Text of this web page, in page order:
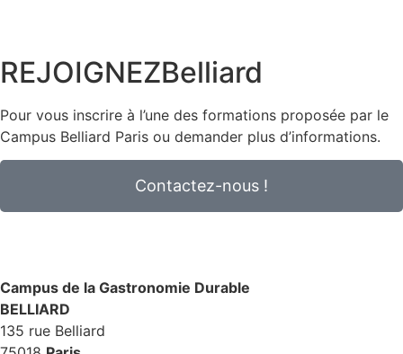
REJOIGNEZBelliard
Pour vous inscrire à l’une des formations proposée par le
Campus Belliard Paris ou demander plus d’informations.
Contactez-nous !
Campus de la Gastronomie Durable
BELLIARD
135 rue Belliard